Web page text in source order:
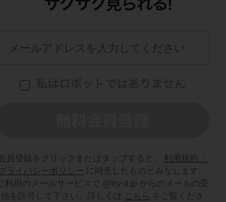
会員登録をクリックまたはタップすると、
利用規約・
プライバシーポリシー
に同意したものとみなします。
ご利用のメールサービスで @try-it.jp からのメールの受
信を許可して下さい。詳しくは
こちら
をご覧くださ